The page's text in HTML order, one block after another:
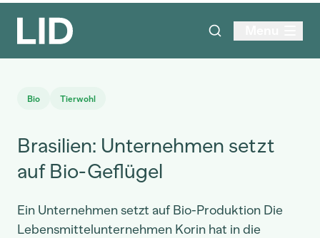
Bio Tierwohl
Brasilien: Unternehmen setzt
auf Bio-Geflügel
Ein Unternehmen setzt auf Bio-Produktion Die
Lebensmittelunternehmen Korin hat in die